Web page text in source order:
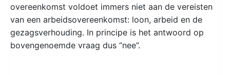
overeenkomst voldoet immers niet aan de vereisten
van een arbeidsovereenkomst: loon, arbeid en de
gezagsverhouding. In principe is het antwoord op
bovengenoemde vraag dus “nee”.